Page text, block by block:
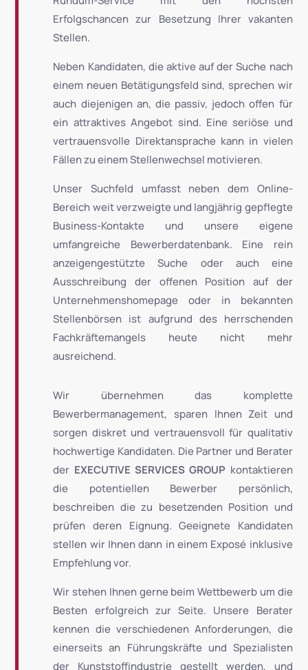
Erfolgschancen zur Besetzung Ihrer vakanten
Stellen.
Neben Kandidaten, die aktive auf der Suche nach
einem neuen Betätigungsfeld sind, sprechen wir
auch diejenigen an, die passiv, jedoch offen für
ein attraktives Angebot sind. Eine seriöse und
vertrauensvolle Direktansprache kann in vielen
Fällen zu einem Stellenwechsel motivieren.
Unser Suchfeld umfasst neben dem Online-
Bereich weit verzweigte und langjährig gepflegte
Business-Kontakte und unsere eigene
umfangreiche Bewerberdatenbank. Eine rein
anzeigengestützte Suche oder auch eine
Ausschreibung der offenen Position auf der
Unternehmenshomepage oder in bekannten
Stellenbörsen ist aufgrund des herrschenden
Fachkräftemangels heute nicht mehr
ausreichend.
Wir übernehmen das komplette
Bewerbermanagement, sparen Ihnen Zeit und
sorgen diskret und vertrauensvoll für qualitativ
hochwertige Kandidaten. Die Partner und Berater
der EXECUTIVE SERVICES GROUP kontaktieren
die potentiellen Bewerber persönlich,
beschreiben die zu besetzenden Position und
prüfen deren Eignung. Geeignete Kandidaten
stellen wir Ihnen dann in einem Exposé inklusive
Empfehlung vor.
Wir stehen Ihnen gerne beim Wettbewerb um die
Besten erfolgreich zur Seite. Unsere Berater
kennen die verschiedenen Anforderungen, die
einerseits an Führungskräfte und Spezialisten
der Kunststoffindustrie gestellt werden, und